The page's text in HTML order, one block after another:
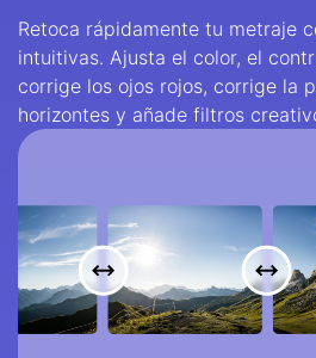
Retoca rápidamente tu metraje
intuitivas. Ajusta el color, el
corrige los ojos rojos, corrige la
horizontes y añade filtros